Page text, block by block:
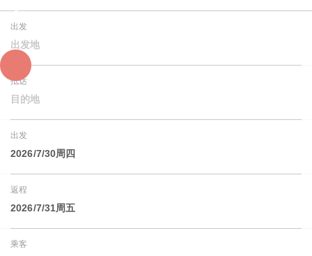
出发
出发地
抵达
目的地
出发
2026/7/30周四
返程
2026/7/31周五
乘客